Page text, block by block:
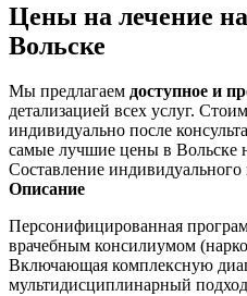
Цены на лечение
Вольске
Мы предлагаем доступное и
детализацией всех услуг.
индивидуально после
самые лучшие цены в Вольске
Составление индивидуального
Описание
Персонифицированная
врачебным консилиумом
Включающая комплексную
мультидисциплинарный